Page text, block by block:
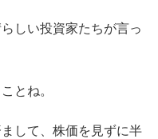
しい投資家たちが言っ
とね。
して、株価を見ずに半